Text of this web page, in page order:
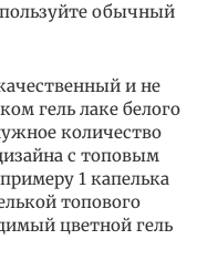
обычный
и не
гель лаке белого
количество
с топовым
1 капелька
топового
цветной гель